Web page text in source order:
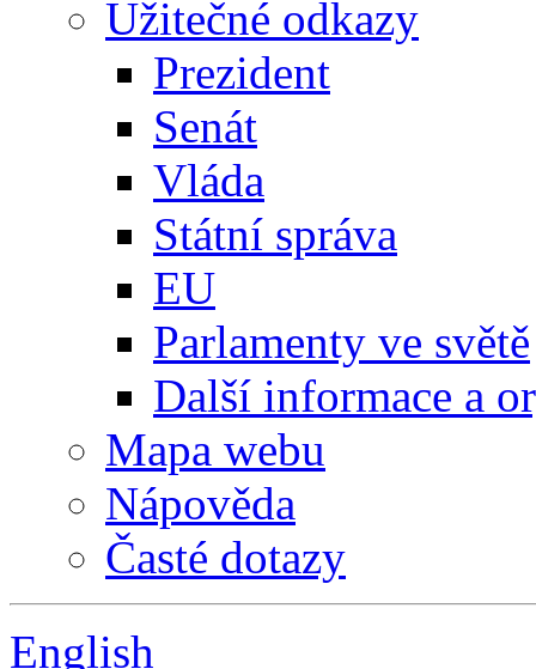
Užitečné odkazy
Prezident
Senát
Vláda
Státní správa
EU
Parlamenty ve světě
Další informace a
Mapa webu
Nápověda
Časté dotazy
English